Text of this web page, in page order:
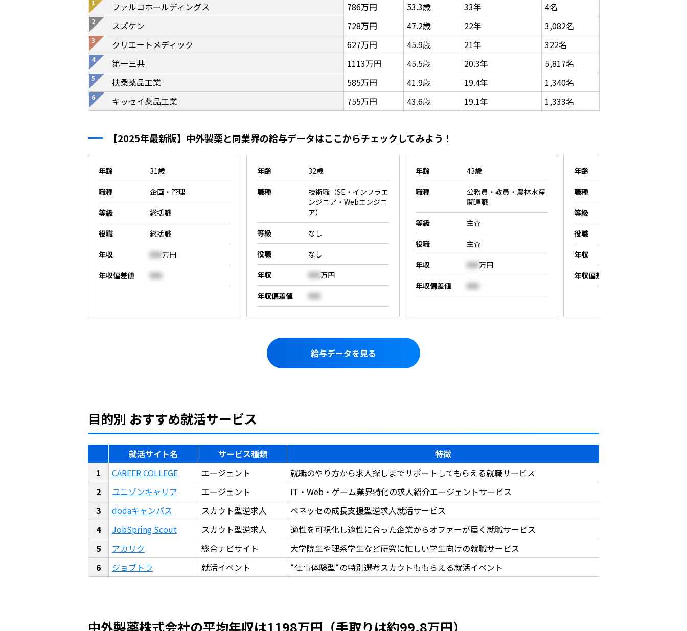
ファルコホールディングス
786万円 53.3歳 33年
4名
スズケン
728万円 47.2歳 22年
3,082名
クリエートメディック
627万円 45.9歳 21年
322名
第一三共
1113万円 45.5歳 20.3年
5,817名
扶桑薬品工業
585万円 41.9歳 19.4年
1,340名
キッセイ薬品工業
755万円 43.6歳 19.1年 1,333名
【2025年最新版】中外製薬と同業界の給与データはここからチェックしてみよう！
年齢 31歳
職種 企画・管理
等級 総括職
役職 総括職
年収 000 万円
年収偏差値 000
年齢 32歳
職種
技術職（SE・インフラエ
ンジニア・Webエンジニ
ア）
等級 なし
役職 なし
年収 000 万円
年収偏差値 000
年齢 43歳
職種
公務員・教員・農林水産
関連職
等級 主査
役職 主査
年収 000 万円
年収偏差値 000
年齢
職種
等級
役職
年収
年収偏差値
給与データを見る
目的別 おすすめ就活サービス
就活サイト名 サービス種類
特徴
CAREER COLLEGE
エージェント
就職のやり方から求人探しまでサポートしてもらえる就職サービス
ユニゾンキャリア
エージェント
IT・Web・ゲーム業界特化の求人紹介エージェントサービス
dodaキャンパス
スカウト型逆求人
ベネッセの成長支援型逆求人就活サービス
JobSpring Scout
スカウト型逆求人
適性を可視化し適性に合った企業からオファーが届く就職サービス
アカリク
総合ナビサイト
大学院生や理系学生など研究に忙しい学生向けの就職サービス
ジョブトラ
就活イベント “仕事体験型“の特別選考スカウトももらえる就活イベント
中外製薬株式会社の平均年収は1198万円（手取りは約99.8万円）